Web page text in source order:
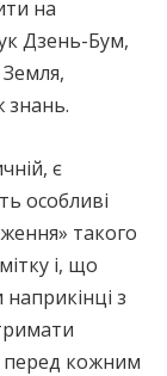
на
Дзень-Бум,
знань.
є
особливі
такого
і, що
з
перед кожним